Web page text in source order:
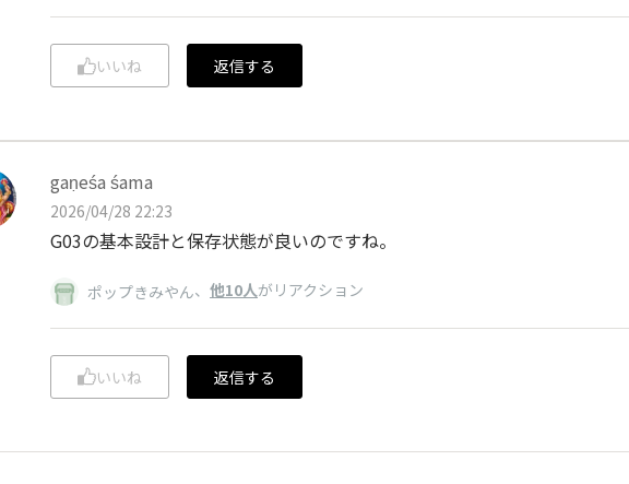
いいね 返信する
gaṇeśa śama
2026/04/28 22:23
G03の基本設計と保存状態が良いのですね。
ポップきみやん、 他10人がリアクション
いいね 返信する